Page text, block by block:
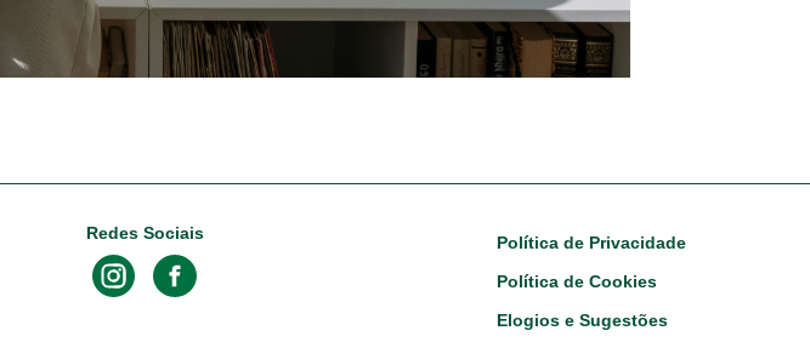
Redes Sociais Footer
Política de Privacidade
Política de Cookies
Elogios e Sugestões